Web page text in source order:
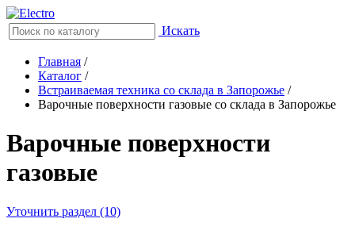
Искать
Главная /
Каталог /
Встраиваемая техника со склада в Запорожье /
Варочные поверхности газовые со склада в Запорожье
Варочные поверхности
газовые
Уточнить раздел (10)